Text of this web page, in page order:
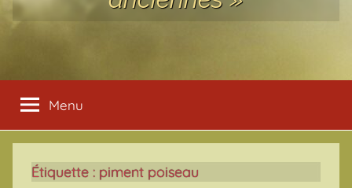
Menu
Étiquette : piment poiseau